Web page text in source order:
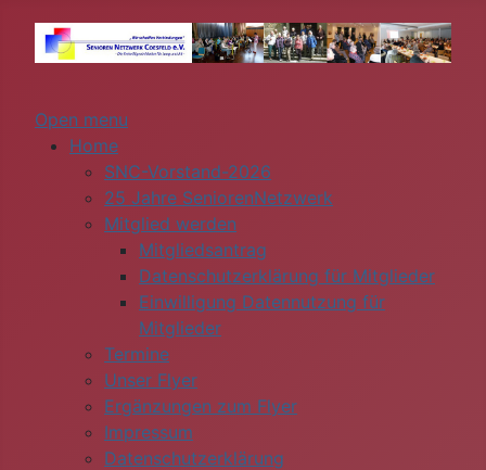
Open menu
Home
SNC-Vorstand-2026
25 Jahre SeniorenNetzwerk
Mitglied werden
Mitgliedsantrag
Datenschutzerklärung für Mitglieder
Einwilligung Datennutzung für
Mitglieder
Termine
Unser Flyer
Ergänzungen zum Flyer
Impressum
Datenschutzerklärung